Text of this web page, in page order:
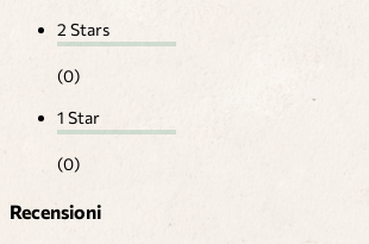
2 Stars
(0)
1 Star
(0)
Recensioni